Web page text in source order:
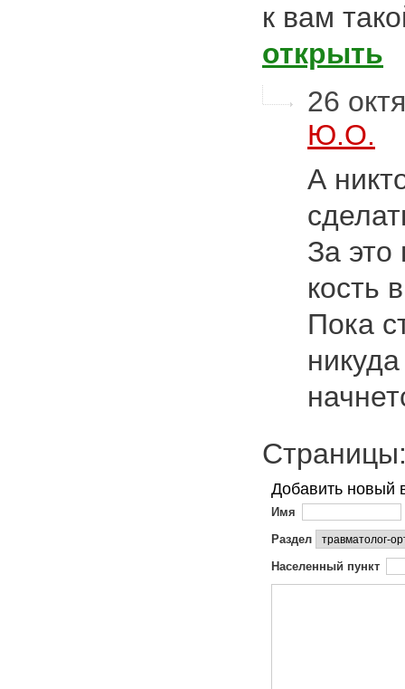
к вам
открыть
26
Ю.О.
А
За
кость
Пока
Добавить новый
Имя
Раздел
Населенный пункт